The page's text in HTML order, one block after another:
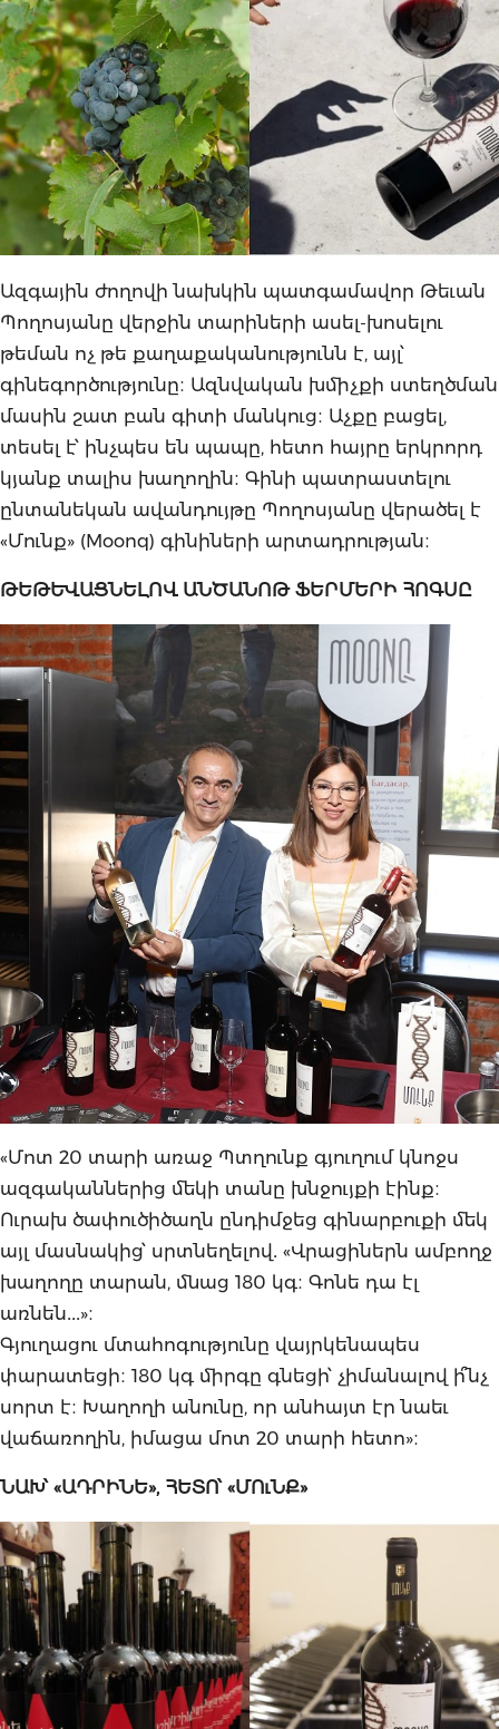
Ազգային ժողովի նախկին պատգամավոր Թեւան
Պողոսյանը վերջին տարիների ասել-խոսելու
թեման ոչ թե քաղաքականությունն է, այլ՝
գինեգործությունը։ Ազնվական խմիչքի ստեղծման
մասին շատ բան գիտի մանկուց։ Աչքը բացել,
տեսել է՝ ինչպես են պապը, հետո հայրը երկրորդ
կյանք տալիս խաղողին։ Գինի պատրաստելու
ընտանեկան ավանդույթը Պողոսյանը վերածել է
«Մունք» (Moonq) գինիների արտադրության։
ԹԵԹԵՎԱՑՆԵԼՈՎ ԱՆԾԱՆՈԹ ՖԵՐՄԵՐԻ ՀՈԳՍԸ
«Մոտ 20 տարի առաջ Պտղունք գյուղում կնոջս
ազգականներից մեկի տանը խնջույքի էինք։
Ուրախ ծափուծիծաղն ընդիմջեց գինարբուքի մեկ
այլ մասնակից՝ սրտնեղելով․ «Վրացիներն ամբողջ
խաղողը տարան, մնաց 180 կգ։ Գոնե դա էլ
առնեն․․․»։
Գյուղացու մտահոգությունը վայրկենապես
փարատեցի։ 180 կգ միրգը գնեցի՝ չիմանալով ի՞նչ
սորտ է։ Խաղողի անունը, որ անհայտ էր նաեւ
վաճառողին, իմացա մոտ 20 տարի հետո»։
ՆԱԽ՝ «ԱԴՐԻՆԵ», ՀԵՏՈ՝ «ՄՈւՆՔ»